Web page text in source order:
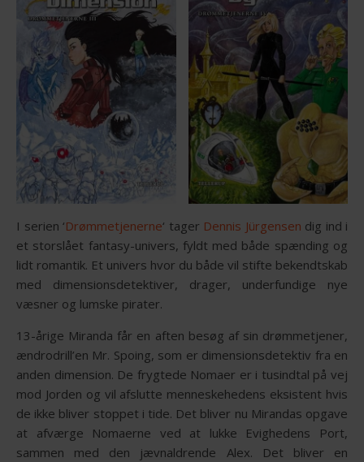
I serien ‘Drømmetjenerne‘ tager Dennis Jürgensen dig ind i
et storslået fantasy-univers, fyldt med både spænding og
lidt romantik. Et univers hvor du både vil stifte bekendtskab
med dimensionsdetektiver, drager, underfundige nye
væsner og lumske pirater.
13-årige Miranda får en aften besøg af sin drømmetjener,
ændrodrill’en Mr. Spoing, som er dimensionsdetektiv fra en
anden dimension. De frygtede Nomaer er i tusindtal på vej
mod Jorden og vil afslutte menneskehedens eksistent hvis
de ikke bliver stoppet i tide. Det bliver nu Mirandas opgave
at afværge Nomaerne ved at lukke Evighedens Port,
sammen med den jævnaldrende Alex. Det bliver en